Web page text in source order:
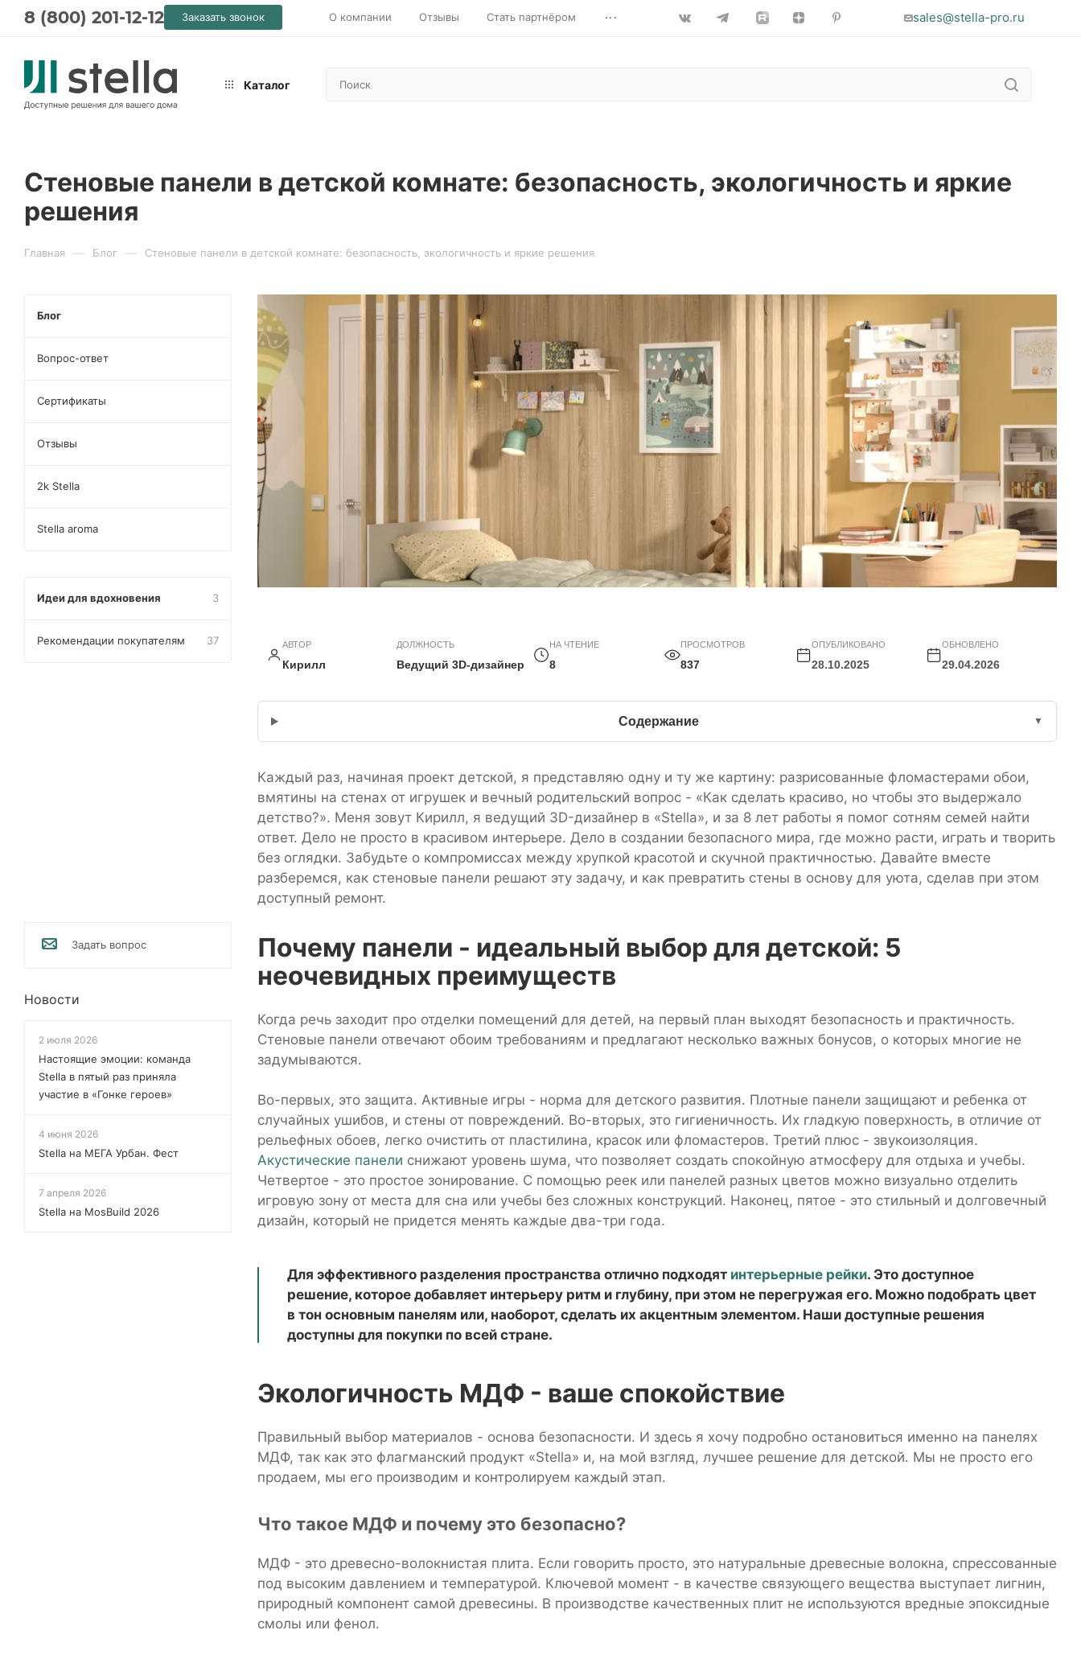
8 (800) 201-12-12 Заказать звонок О компании Отзывы Стать партнёром ... sales@stella-pro.ru
Каталог
Стеновые панели в детской комнате: безопасность, экологичность и яркие
решения
Главная — Блог — Стеновые панели в детской комнате: безопасность, экологичность и яркие решения
АВТОР
Кирилл
ДОЛЖНОСТЬ
Ведущий 3D-дизайнер
НА ЧТЕНИЕ
8
ПРОСМОТРОВ
837
ОПУБЛИКОВАНО
28.10.2025
ОБНОВЛЕНО
29.04.2026
Содержание
Каждый раз, начиная проект детской, я представляю одну и ту же картину: разрисованные фломастерами обои,
вмятины на стенах от игрушек и вечный родительский вопрос - «Как сделать красиво, но чтобы это выдержало
детство?». Меня зовут Кирилл, я ведущий 3D-дизайнер в «Stella», и за 8 лет работы я помог сотням семей найти
ответ. Дело не просто в красивом интерьере. Дело в создании безопасного мира, где можно расти, играть и творить
без оглядки. Забудьте о компромиссах между хрупкой красотой и скучной практичностью. Давайте вместе
разберемся, как стеновые панели решают эту задачу, и как превратить стены в основу для уюта, сделав при этом
доступный ремонт.
Почему панели - идеальный выбор для детской: 5
неочевидных преимуществ
Когда речь заходит про отделки помещений для детей, на первый план выходят безопасность и практичность.
Стеновые панели отвечают обоим требованиям и предлагают несколько важных бонусов, о которых многие не
задумываются.
Во-первых, это защита. Активные игры - норма для детского развития. Плотные панели защищают и ребенка от
случайных ушибов, и стены от повреждений. Во-вторых, это гигиеничность. Их гладкую поверхность, в отличие от
рельефных обоев, легко очистить от пластилина, красок или фломастеров. Третий плюс - звукоизоляция.
Акустические панели снижают уровень шума, что позволяет создать спокойную атмосферу для отдыха и учебы.
Четвертое - это простое зонирование. С помощью реек или панелей разных цветов можно визуально отделить
игровую зону от места для сна или учебы без сложных конструкций. Наконец, пятое - это стильный и долговечный
дизайн, который не придется менять каждые два-три года.
Для эффективного разделения пространства отлично подходят интерьерные рейки. Это доступное
решение, которое добавляет интерьеру ритм и глубину, при этом не перегружая его. Можно подобрать цвет
в тон основным панелям или, наоборот, сделать их акцентным элементом. Наши доступные решения
доступны для покупки по всей стране.
Экологичность МДФ - ваше спокойствие
Правильный выбор материалов - основа безопасности. И здесь я хочу подробно остановиться именно на панелях
МДФ, так как это флагманский продукт «Stella» и, на мой взгляд, лучшее решение для детской. Мы не просто его
продаем, мы его производим и контролируем каждый этап.
Что такое МДФ и почему это безопасно?
МДФ - это древесно-волокнистая плита. Если говорить просто, это натуральные древесные волокна, спрессованные
под высоким давлением и температурой. Ключевой момент - в качестве связующего вещества выступает лигнин,
природный компонент самой древесины. В производстве качественных плит не используются вредные эпоксидные
смолы или фенол.
Блог
Вопрос-ответ
Сертификаты
Отзывы
2k Stella
Stella aroma
Идеи для вдохновения 3
Рекомендации покупателям 37
Задать вопрос
Новости
2 июля 2026
Настоящие эмоции: команда
Stella в пятый раз приняла
участие в «Гонке героев»
4 июня 2026
Stella на МЕГА Урбан. Фест
7 апреля 2026
Stella на MosBuild 2026